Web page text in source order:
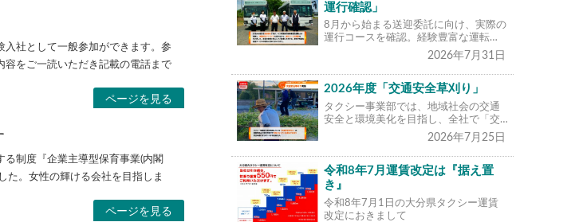
入社として一般参加ができます。参
容をご一読いただき記載の電話まで
ページを見る
制度『企業主導型保育事業(内閣
た。女性の輝ける会社を目指しま
ページを見る
運行確認」
8月から始まる送迎委託に向け、実際の
運行コースを確認。経験豊富な運転…
2026年7月31日
2026年度「交通安全草刈り」
タクシー事業部では、地域社会の交通
安全と環境美化を目指し、全社で「交…
2026年7月25日
令和8年7月運賃改定は『据え置
き』
令和8年7月1日の大分県タクシー運賃
改定におきまして